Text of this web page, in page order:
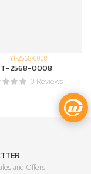
2568-0008
0 Reviews
and Offers.